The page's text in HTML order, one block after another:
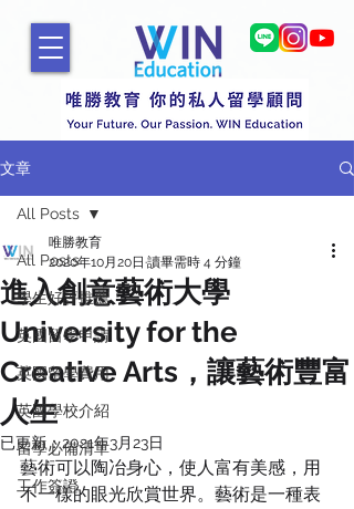
文章
All Posts
學生好評推薦
英國留學申請
英國留學費用
英國學校介紹
留學必備清單
工作簽證
All Posts
進入創意藝術大學
University for the
Creative Arts，讓藝術豐富
人生
唯勝教育
2020年10月20日 讀畢需時 4 分鐘
已更新：2021年3月23日
藝術可以陶冶身心，使人富有美感，用
不一樣的眼光欣賞世界。藝術是一種表